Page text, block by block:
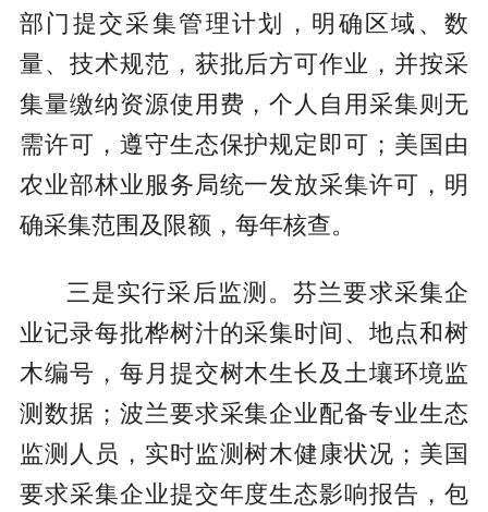
部门提交采集管理计划，明确区域、数
量、技术规范，获批后方可作业，并按采
集量缴纳资源使用费，个人自用采集则无
需许可，遵守生态保护规定即可；美国由
农业部林业服务局统一发放采集许可，明
确采集范围及限额，每年核查。
三是实行采后监测。芬兰要求采集企
业记录每批桦树汁的采集时间、地点和树
木编号，每月提交树木生长及土壤环境监
测数据；波兰要求采集企业配备专业生态
监测人员，实时监测树木健康状况；美国
要求采集企业提交年度生态影响报告，包